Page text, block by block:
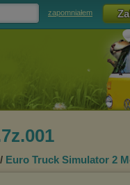
zapomniałem
/ Euro Truck Simulator 2